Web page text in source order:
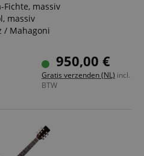
Fichte, massiv
massiv
/ Mahagoni
950,00 €
Gratis verzenden (NL) incl.
BTW